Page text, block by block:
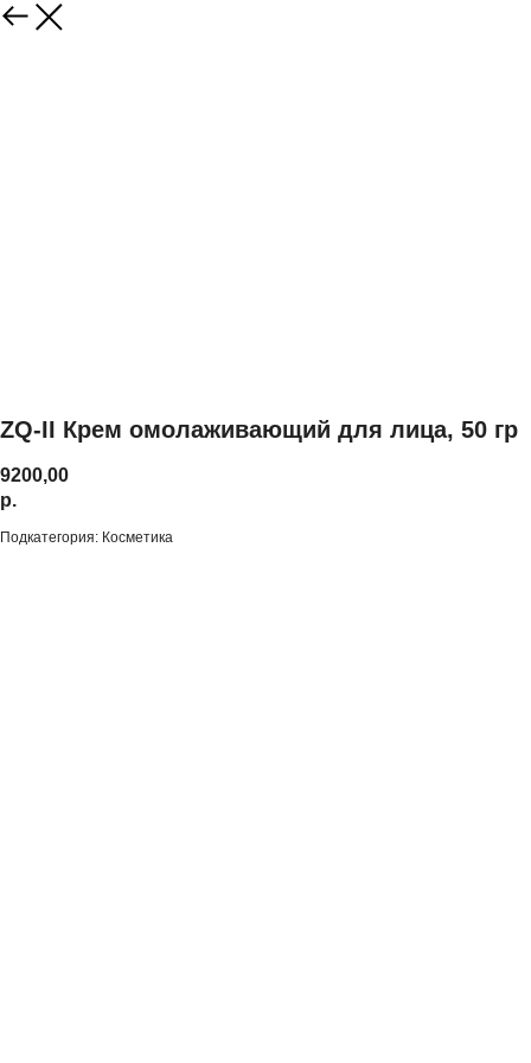
ZQ-II Крем омолаживающий для лица, 50 гр
9200,00
р.
Подкатегория: Косметика